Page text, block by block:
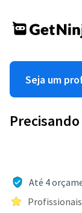
Seja um
Até 4